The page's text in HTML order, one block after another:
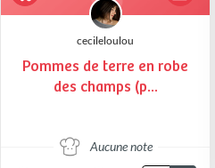
cecileloulou
Pommes de terre en robe
des champs (p...
Aucune note